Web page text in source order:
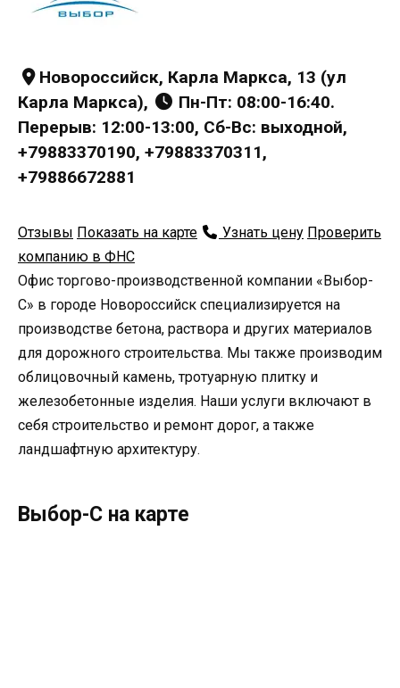
Новороссийск, Карла Маркса, 13 (ул
Карла Маркса),
Пн-Пт: 08:00-16:40.
Перерыв: 12:00-13:00, Сб-Вс: выходной,
+79883370190, +79883370311,
+79886672881
Отзывы Показать на карте Узнать цену Проверить
компанию в ФНС
Офис торгово-производственной компании «Выбор-
С» в городе Новороссийск специализируется на
производстве бетона, раствора и других материалов
для дорожного строительства. Мы также производим
облицовочный камень, тротуарную плитку и
железобетонные изделия. Наши услуги включают в
себя строительство и ремонт дорог, а также
ландшафтную архитектуру.
Выбор-С на карте